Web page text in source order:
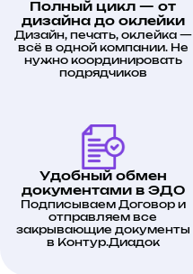
Полный цикл — от
дизайна до оклейки
Дизайн, печать, оклейка —
всё в одной компании. Не
нужно координировать
подрядчиков
Удобный обмен
документами в ЭДО
Подписываем Договор и
отправляем все
закрывающие документы
в Контур.Диадок